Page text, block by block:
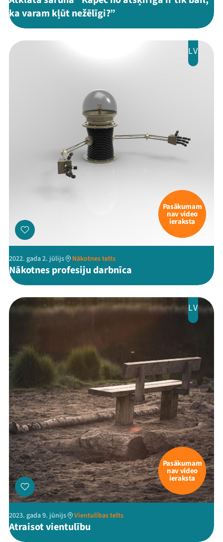
Viņi bija LAMPĀ 2026
Jaunumi
Kontakti
Instagram
Flick TikTok
ka varam kļūt nežēlīgi?”
LV
Pasākumam
nav video
ieraksta
2022. gada 2. jūlijs Nākotnes telts
Nākotnes profesiju darbnīca
LV
Pasākumam
nav video
ieraksta
2023. gada 9. jūnijs Vientulības telts
Atraisot vientulību